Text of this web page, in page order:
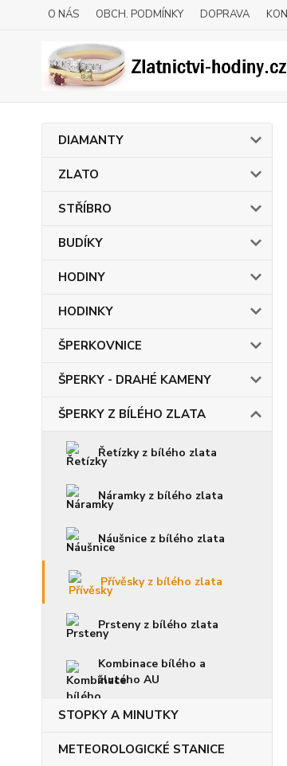
O NÁS OBCH. PODMÍNKY DOPRAVA
DIAMANTY
ZLATO
STŘÍBRO
BUDÍKY
HODINY
HODINKY
ŠPERKOVNICE
ŠPERKY - DRAHÉ KAMENY
ŠPERKY Z BÍLÉHO ZLATA
Řetízky z bílého zlata
Náramky z bílého zlata
Náušnice z bílého zlata
Přívěsky z bílého zlata
Prsteny z bílého zlata
Kombinace bílého a
žlutého AU
STOPKY A MINUTKY
METEOROLOGICKÉ STANICE